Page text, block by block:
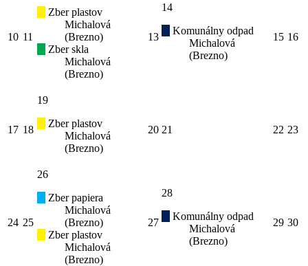
10 11
Zber plastov
Michalová
(Brezno)
Zber skla
Michalová
(Brezno)
13
14
Komunálny odpad
Michalová
(Brezno)
15 16
17 18
19
Zber plastov
Michalová
(Brezno)
20 21 22 23
24 25
26
Zber papiera
Michalová
(Brezno)
Zber plastov
Michalová
(Brezno)
27
28
Komunálny odpad
Michalová
(Brezno)
29 30